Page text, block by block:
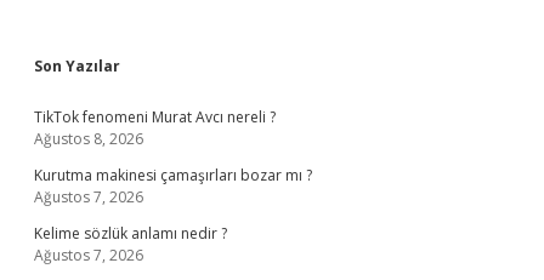
Sidebar
Son Yazılar
TikTok fenomeni Murat Avcı nereli ?
Ağustos 8, 2026
Kurutma makinesi çamaşırları bozar mı ?
Ağustos 7, 2026
Kelime sözlük anlamı nedir ?
Ağustos 7, 2026